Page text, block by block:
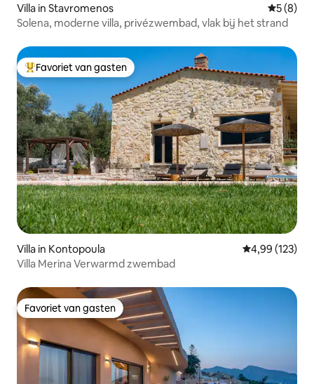
Villa in Stavromenos
5 (8)
Solena, moderne villa, privézwembad, vlak bij het strand
Topfavoriet van gasten
Favoriet van gasten
Villa in Kontopoula Gemiddelde
4,99 (123)
Villa Merina Verwarmd zwembad
Favoriet van gasten
Favoriet van gasten